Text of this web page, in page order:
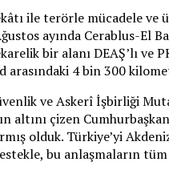
ile terörle mücadele
ayında Cerablus-El
bir alanı DEAŞ’lı ve
arasındaki 4 bin 300
ve Askerî İşbirliği
altını çizen
olduk. Türkiye’yi
bu anlaşmaların